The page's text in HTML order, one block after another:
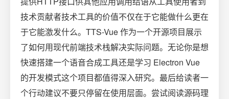
技术贡献者技术工具的价值不仅在于它能做什么更在
于它能激发什么。TTS-Vue 作为一个开源项目展示
了如何用现代前端技术栈解决实际问题。无论你是想
快速搭建一个语音合成工具还是学习 Electron Vue
的开发模式这个项目都值得深入研究。最后给读者一
个行动建议不要只停留在使用层面。尝试阅读源码理